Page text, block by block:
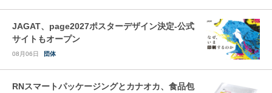
JAGAT、page2027ポスターデザイン決定-公式
サイトもオープン
08月06日 団体
RNスマートパッケージングとカナオカ、食品包